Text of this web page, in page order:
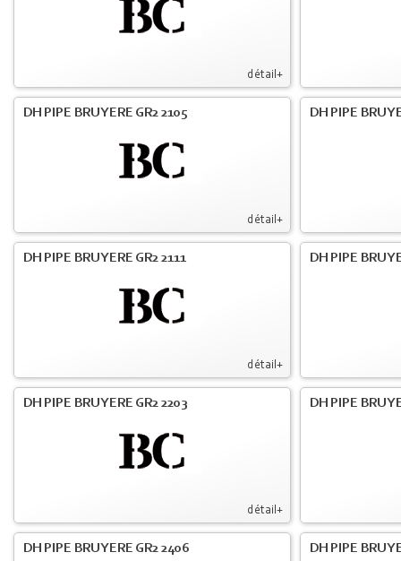
détail+
détail+
DH PIPE BRUYERE GR2 2105 DH PIPE
détail+
DH PIPE BRUYERE GR2 2111 DH PIPE
détail+
DH PIPE BRUYERE GR2 2203 DH PIPE
DH PIPE BRUYERE GR2 2406 DH PIPE